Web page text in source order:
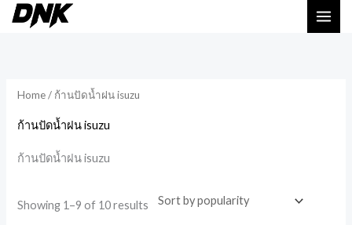
Skip
Home/ ก้านปัดน้ำฝน isuzu
ก้านปัดน้ำฝน isuzu
ก้านปัดน้ำฝน isuzu
Showing 1–9 of 10 results